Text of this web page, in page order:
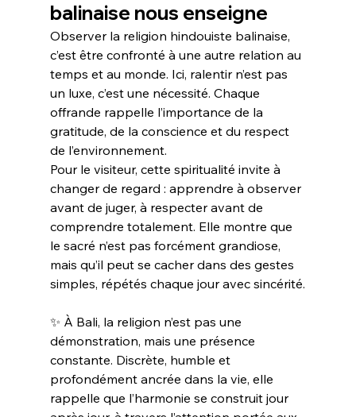
balinaise nous enseigne
Observer la religion hindouiste balinaise,
c’est être confronté à une autre relation au
temps et au monde. Ici, ralentir n’est pas
un luxe, c’est une nécessité. Chaque
offrande rappelle l’importance de la
gratitude, de la conscience et du respect
de l’environnement.
Pour le visiteur, cette spiritualité invite à
changer de regard : apprendre à observer
avant de juger, à respecter avant de
comprendre totalement. Elle montre que
le sacré n’est pas forcément grandiose,
mais qu’il peut se cacher dans des gestes
simples, répétés chaque jour avec sincérité.
✨ À Bali, la religion n’est pas une
démonstration, mais une présence
constante. Discrète, humble et
profondément ancrée dans la vie, elle
rappelle que l’harmonie se construit jour